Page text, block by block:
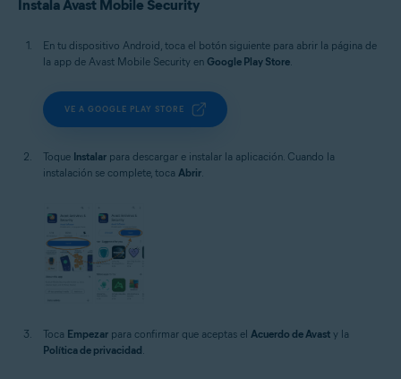
Instala Avast Mobile Security
En tu dispositivo Android, toca el botón siguiente para abrir la página de
la app de Avast Mobile Security en Google Play Store.
VE A GOOGLE PLAY STORE
Toque Instalar para descargar e instalar la aplicación. Cuando la
instalación se complete, toca Abrir.
Toca Empezar para confirmar que aceptas el Acuerdo de Avast y la
Política de privacidad.